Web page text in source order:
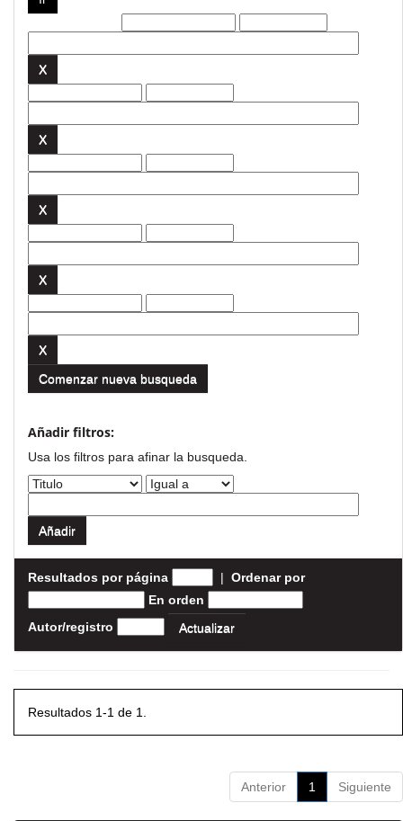
Comenzar nueva busqueda
Añadir filtros:
Usa los filtros para afinar la busqueda.
Resultados por página | Ordenar por
En orden
Autor/registro
Resultados 1-1 de 1.
Anterior 1 Siguiente